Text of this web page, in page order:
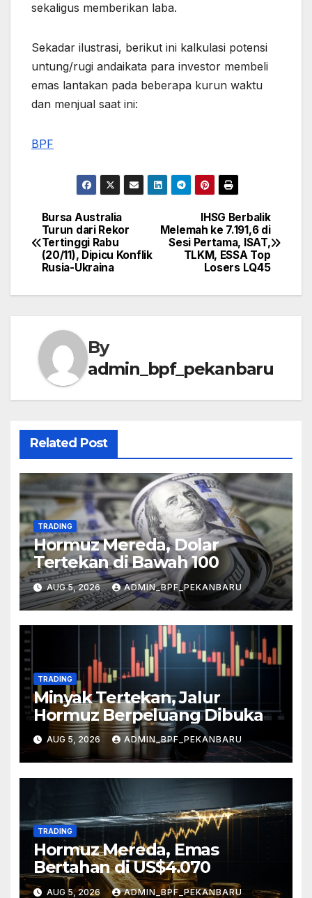
sekaligus memberikan laba.
Sekadar ilustrasi, berikut ini kalkulasi potensi
untung/rugi andaikata para investor membeli
emas lantakan pada beberapa kurun waktu
dan menjual saat ini:
BPF
Post
navigation
IHSG Berbalik
Melemah ke 7.191,6 di
Sesi Pertama, ISAT,
TLKM, ESSA Top
Losers LQ45
Bursa Australia
Turun dari Rekor
Tertinggi Rabu
(20/11), Dipicu Konflik
Rusia-Ukraina
By
admin_bpf_pekanbaru
Related Post
TRADING
Hormuz Mereda, Dolar
Tertekan di Bawah 100
AUG 5, 2026 ADMIN_BPF_PEKANBARU
TRADING
Minyak Tertekan, Jalur
Hormuz Berpeluang Dibuka
AUG 5, 2026 ADMIN_BPF_PEKANBARU
TRADING
Hormuz Mereda, Emas
Bertahan di US$4.070
AUG 5, 2026 ADMIN_BPF_PEKANBARU